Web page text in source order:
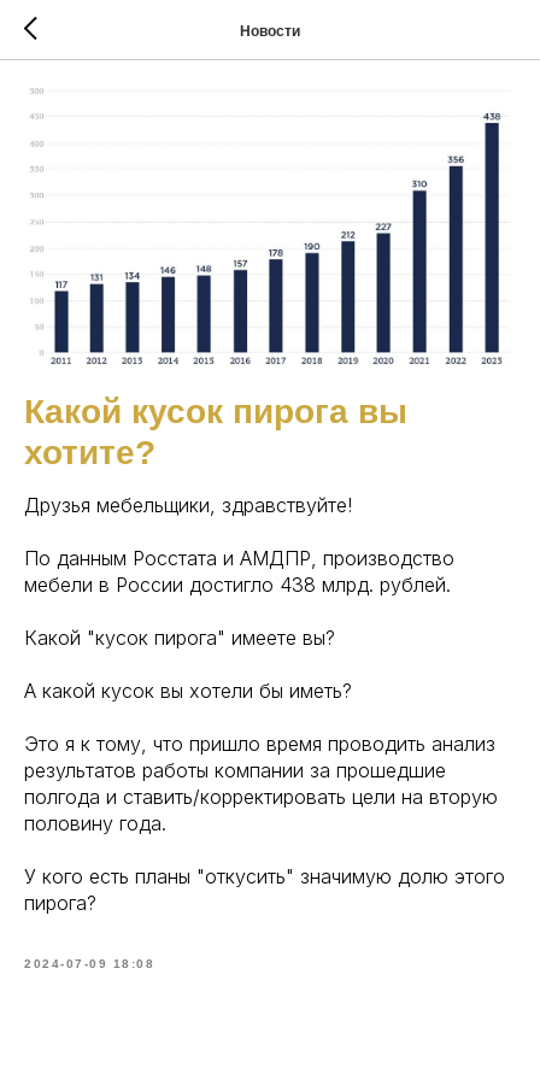
Новости
Какой кусок пирога вы
хотите?
Друзья мебельщики, здравствуйте!
По данным Росстата и АМДПР, производство
мебели в России достигло 438 млрд. рублей.
Какой "кусок пирога" имеете вы?
А какой кусок вы хотели бы иметь?
Это я к тому, что пришло время проводить анализ
результатов работы компании за прошедшие
полгода и ставить/корректировать цели на вторую
половину года.
У кого есть планы "откусить" значимую долю этого
пирога?
2024-07-09 18:08